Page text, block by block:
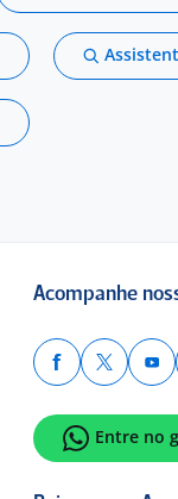
Acompanhe
Entre no